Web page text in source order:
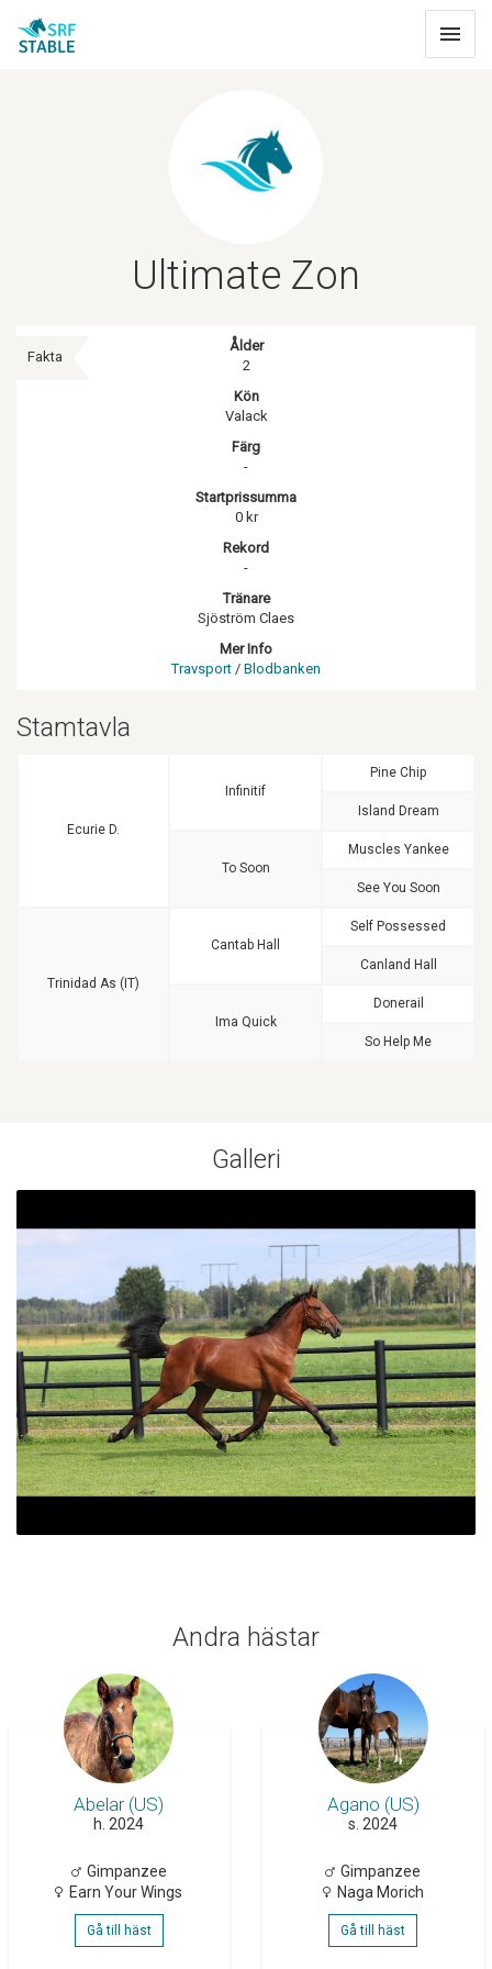
Toggle
Ultimate Zon
Fakta
Ålder
2
Kön
Valack
Färg
-
Startprissumma
0 kr
Rekord
-
Tränare
Sjöström Claes
Mer Info
Travsport / Blodbanken
Stamtavla
Ecurie D.
Infinitif
Pine Chip
Island Dream
To Soon
Muscles Yankee
See You Soon
Trinidad As (IT)
Cantab Hall
Self Possessed
Canland Hall
Ima Quick
Donerail
So Help Me
Galleri
Andra hästar
Abelar (US)
h. 2024
Gimpanzee
Earn Your Wings
Gå till häst
Agano (US)
s. 2024
Gimpanzee
Naga Morich
Gå till häst